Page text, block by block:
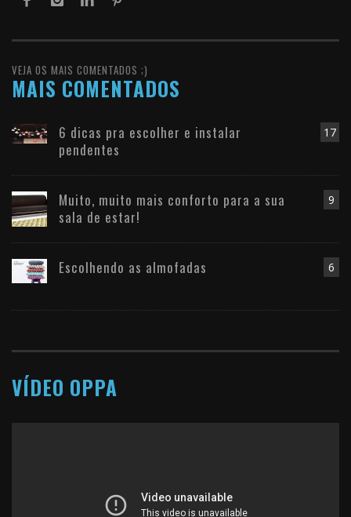
VEJA OS MAIS COMENTADOS ;)
MAIS COMENTADOS
17
6 dicas pra escolher e instalar
pendentes
9
Muito, muito mais conforto para a sua
sala de estar!
6
Escolhendo as almofadas
VÍDEO OPPA